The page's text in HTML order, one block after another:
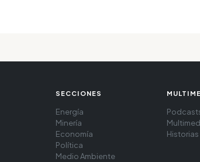
SECCIONES
Energía
Minería
Economía
Política
Medio Ambiente
Historias